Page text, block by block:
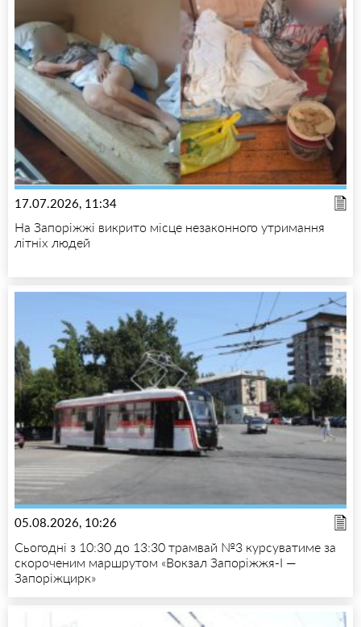
17.07.2026, 11:34
На Запоріжжі викрито місце незаконного утримання
літніх людей
05.08.2026, 10:26
Сьогодні з 10:30 до 13:30 трамвай №3 курсуватиме за
скороченим маршрутом «Вокзал Запоріжжя-I —
Запоріжцирк»